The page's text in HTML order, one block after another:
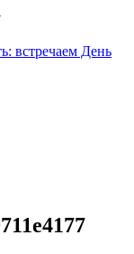
встречаем День